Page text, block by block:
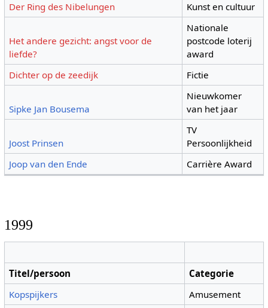
Der Ring des Nibelungen
Kunst en cultuur
Het andere gezicht: angst voor de
liefde?
Nationale
postcode loterij
award
Dichter op de zeedijk
Fictie
Sipke Jan Bousema
Nieuwkomer
van het jaar
Joost Prinsen
TV
Persoonlijkheid
Joop van den Ende
Carrière Award
1999
Titel/persoon
Categorie
Kopspijkers
Amusement